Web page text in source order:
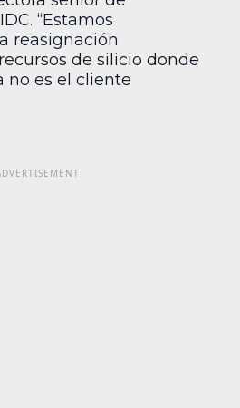
“Estamos
reasignación
de silicio donde
no es el cliente